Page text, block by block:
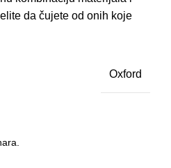
da čujete od onih koje
Oxford